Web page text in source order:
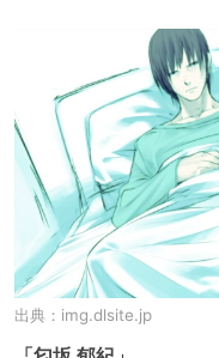
出典： img.dlsite.jp